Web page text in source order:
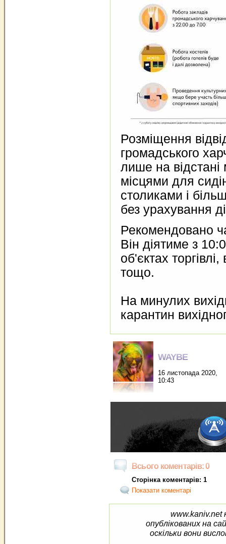
Розміщення
громадського
лише на
місцями для
столиками і
без урахування
Рекомендовано
Він діятиме з
об'єктах
тощо.
На минулих
карантин
WAYBE
16 листопада 2020,
10:43
Всього коментарів: 0
Сторінка коментарів: 1
Показати коментарі
www.kaniv.net
опублікованих на
оскільки вони